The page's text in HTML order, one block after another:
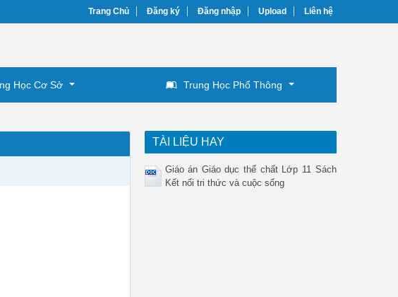
Trang Chủ Đăng ký Đăng nhập Upload Liên hệ
Học Cơ Sở Trung Học Phổ Thông
TÀI LIỆU HAY
Giáo án Giáo dục thể chất Lớp 11 Sách
Kết nối tri thức và cuộc sống